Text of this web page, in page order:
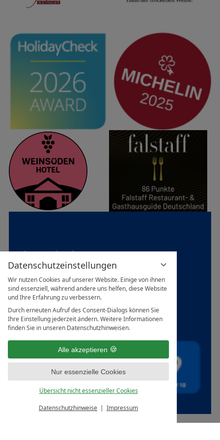
Datenschutzeinstellungen
Wir nutzen Cookies auf unserer Website. Einige von ihnen
sind essenziell, während andere uns helfen, diese Website
und Ihre Erfahrung zu verbessern.
Durch erneuten Aufruf des Consent-Dialogs können Sie
Ihre Einstellung jederzeit ändern. Weitere Informationen
finden Sie in unseren Datenschutzhinweisen.
Alle akzeptieren
Nur essenzielle Cookies
Übersicht nicht essenzieller Cookies
Datenschutzhinweise Impressum